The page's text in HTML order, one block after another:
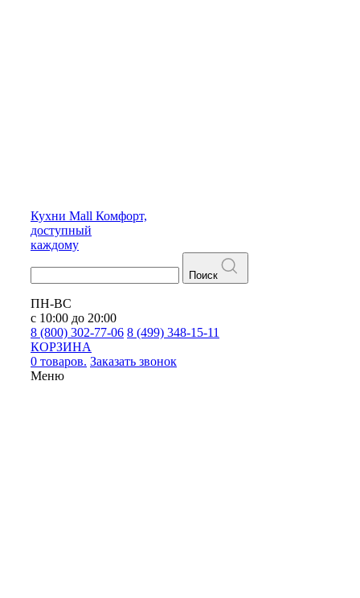
Кухни Mall Комфорт,
доступный
каждому
Поиск
ПН-ВС
с 10:00 до 20:00
8 (800) 302-77-06 8 (499) 348-15-11
КОРЗИНА
0 товаров. Заказать звонок
Меню